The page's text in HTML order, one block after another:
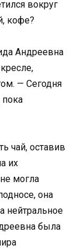
вокруг
кофе?
Андреевна
— Сегодня
пока
чай, оставив
их
могла
она
нейтральное
была